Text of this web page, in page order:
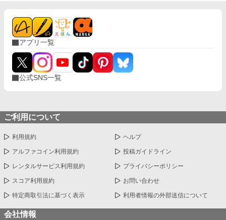
アプリ一覧
公式SNS一覧
ご利用について
利用規約 ヘルプ
アルファコイン利用規約 投稿ガイドライン
レンタルサービス利用規約 プライバシーポリシー
スコア利用規約 お問い合わせ
特定商取引法に基づく表示 利用者情報の外部送信について
会社情報